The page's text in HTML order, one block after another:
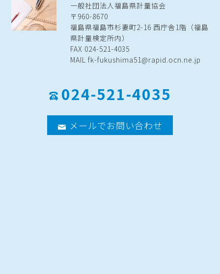
一般社団法人福島県計量協会
〒960-8670
福島県福島市杉妻町2-16 西庁舎1階（福島
県計量検定所内）
FAX 024-521-4035
MAIL fk-fukushima51@rapid.ocn.ne.jp
024-521-4035
メールでお問い合わせ